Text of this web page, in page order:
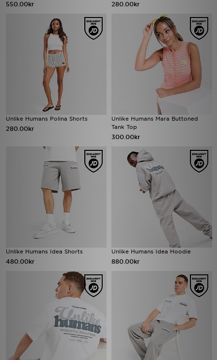
550.00kr 280.00kr
Unlike Humans Polina Shorts
280.00kr
Unlike Humans Mara Buttoned
Tank Top
300.00kr
Unlike Humans Idea Shorts
480.00kr
Unlike Humans Idea Hoodie
880.00kr